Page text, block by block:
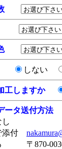
しない
工しますか
ータ送付方法
し
添付
る 〒870-